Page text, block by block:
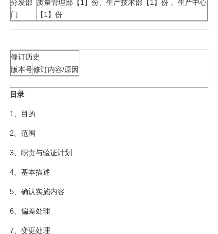
分发部
门
质量管理部【1】份、生产技术部【1】份 、生产中心
【1】份
修订历史
版本号修订内容/原因
目录
1、目的
2、范围
3、职责与验证计划
4、基本描述
5、确认实施内容
6、偏差处理
7、变更处理